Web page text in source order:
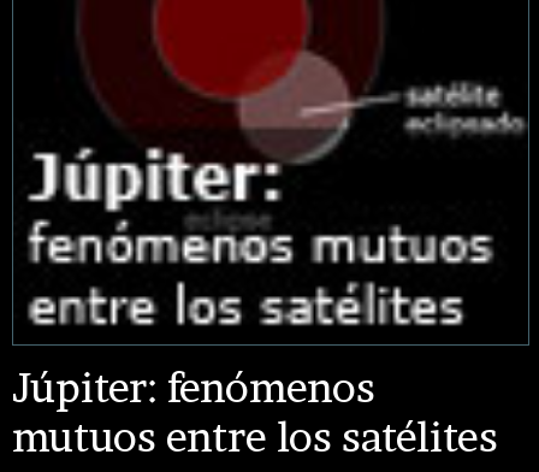
Júpiter: fenómenos
mutuos entre los satélites